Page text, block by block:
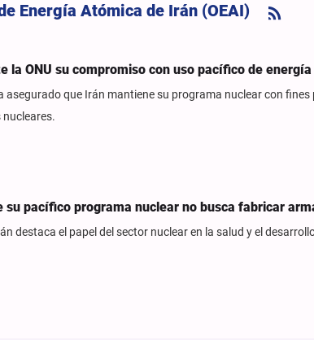
Energía Atómica de Irán (OEAI)
la ONU su compromiso con uso pacífico de
asegurado que Irán mantiene su programa nuclear con
su pacífico programa nuclear no busca fabricar
destaca el papel del sector nuclear en la salud y el